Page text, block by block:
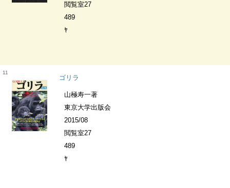
閲覧室27
489
ﾔ
11
ゴリラ
山極寿一著
東京大学出版会
2015/08
閲覧室27
489
ﾔ